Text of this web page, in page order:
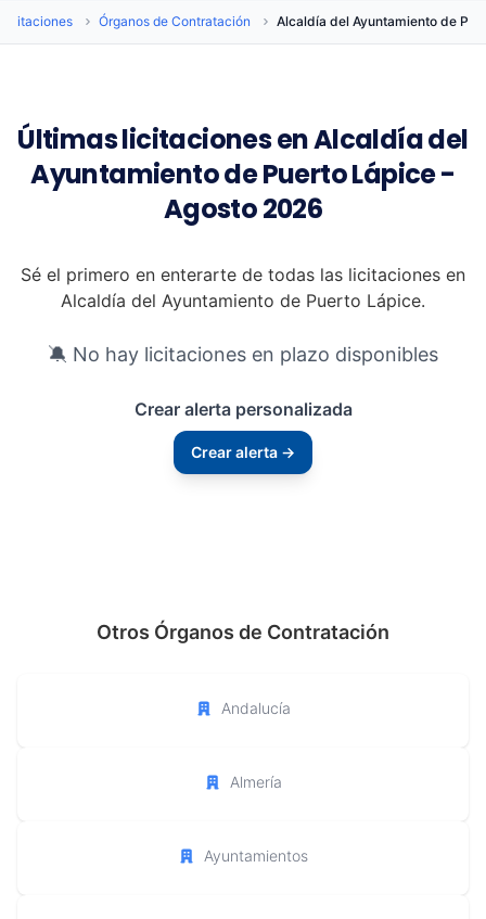
Licitaciones Órganos de Contratación Alcaldía del Ayuntamiento de
Últimas licitaciones en Alcaldía del
Ayuntamiento de Puerto Lápice -
Agosto 2026
Sé el primero en enterarte de todas las licitaciones en
Alcaldía del Ayuntamiento de Puerto Lápice.
🔕 No hay licitaciones en plazo disponibles
Crear alerta personalizada
Crear alerta →
Otros Órganos de Contratación
Andalucía
Almería
Ayuntamientos